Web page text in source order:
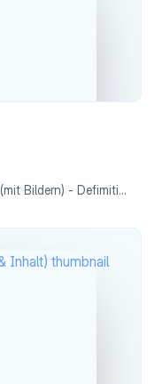
Die Proteinbosythese einfach erklärt (mit Bildern) - Defimition - Transkription - Translation